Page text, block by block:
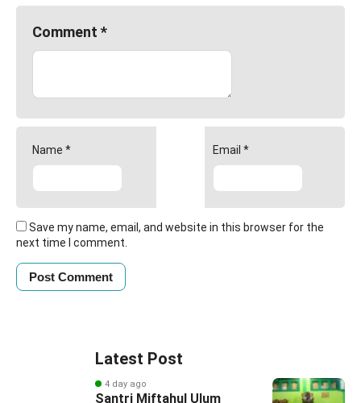
Comment *
Name * Email *
Save my name, email, and website in this browser for the
next time I comment.
Latest Post
4 day ago
Santri Miftahul Ulum